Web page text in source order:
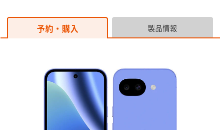
予約・購入 製品情報